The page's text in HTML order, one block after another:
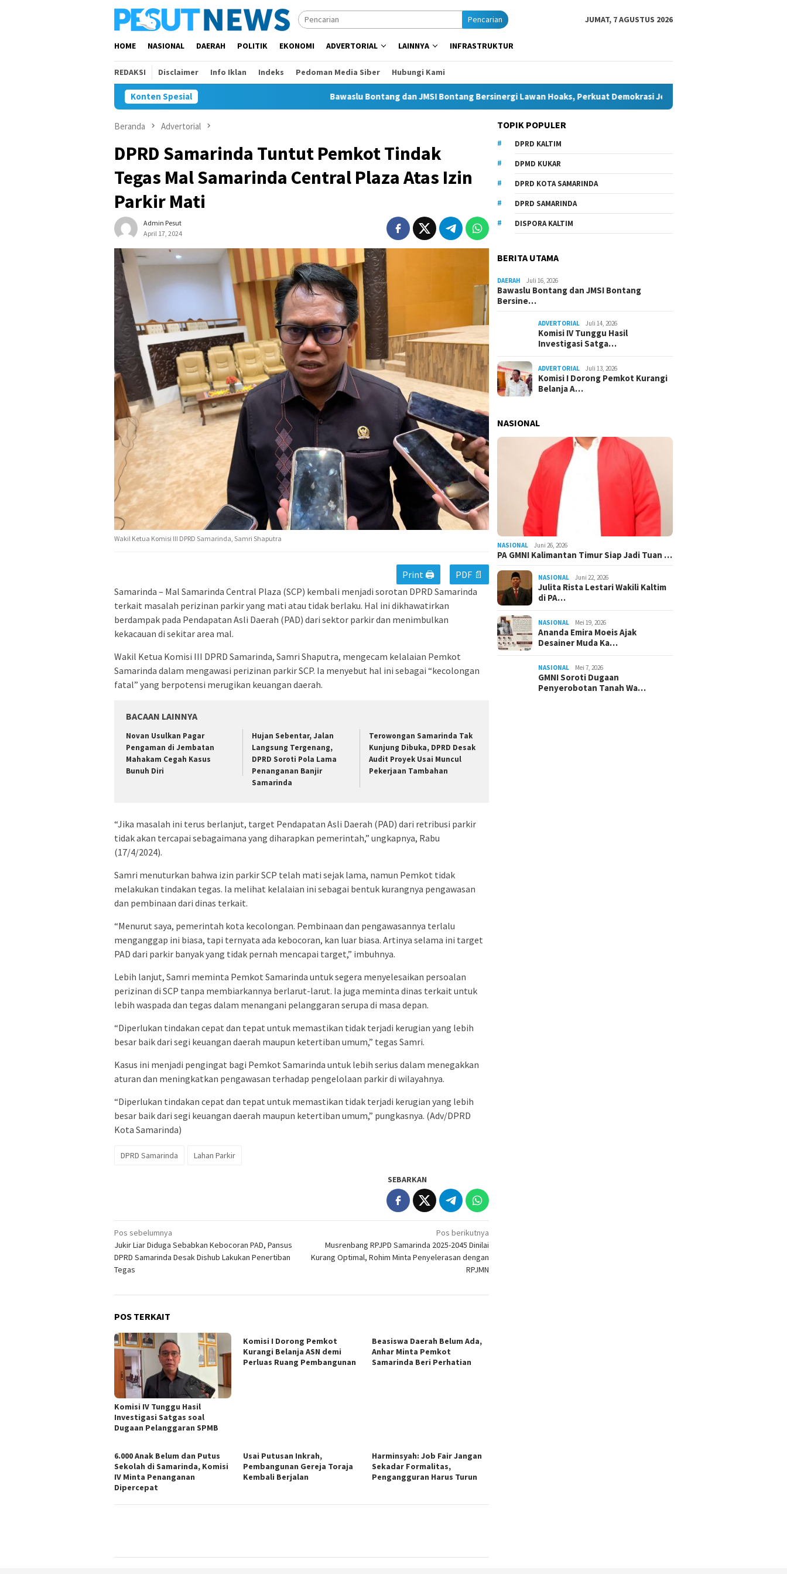
Pencarian JUMAT, 7 AGUSTUS 2026
HOME NASIONAL DAERAH POLITIK EKONOMI ADVERTORIAL LAINNYA INFRASTRUKTUR
REDAKSI Disclaimer Info Iklan Indeks Pedoman Media Siber Hubungi Kami
Konten Spesial Bawaslu Bontang dan JMSI Bontang Bersinergi Lawan Hoaks, Perkuat Demokrasi Jelang Pemilu 2029
Beranda Advertorial
DPRD Samarinda Tuntut Pemkot Tindak
Tegas Mal Samarinda Central Plaza Atas Izin
Parkir Mati
Admin Pesut
April 17, 2024
Wakil Ketua Komisi III DPRD Samarinda, Samri Shaputra
Print 🖨
PDF 📄
Samarinda – Mal Samarinda Central Plaza (SCP) kembali menjadi sorotan DPRD Samarinda
terkait masalah perizinan parkir yang mati atau tidak berlaku. Hal ini dikhawatirkan
berdampak pada Pendapatan Asli Daerah (PAD) dari sektor parkir dan menimbulkan
kekacauan di sekitar area mal.
Wakil Ketua Komisi III DPRD Samarinda, Samri Shaputra, mengecam kelalaian Pemkot
Samarinda dalam mengawasi perizinan parkir SCP. Ia menyebut hal ini sebagai “kecolongan
fatal” yang berpotensi merugikan keuangan daerah.
BACAAN LAINNYA
Novan Usulkan Pagar
Pengaman di Jembatan
Mahakam Cegah Kasus
Bunuh Diri
Hujan Sebentar, Jalan
Langsung Tergenang,
DPRD Soroti Pola Lama
Penanganan Banjir
Samarinda
Terowongan Samarinda Tak
Kunjung Dibuka, DPRD Desak
Audit Proyek Usai Muncul
Pekerjaan Tambahan
“Jika masalah ini terus berlanjut, target Pendapatan Asli Daerah (PAD) dari retribusi parkir
tidak akan tercapai sebagaimana yang diharapkan pemerintah,” ungkapnya, Rabu
(17/4/2024).
Samri menuturkan bahwa izin parkir SCP telah mati sejak lama, namun Pemkot tidak
melakukan tindakan tegas. Ia melihat kelalaian ini sebagai bentuk kurangnya pengawasan
dan pembinaan dari dinas terkait.
“Menurut saya, pemerintah kota kecolongan. Pembinaan dan pengawasannya terlalu
menganggap ini biasa, tapi ternyata ada kebocoran, kan luar biasa. Artinya selama ini target
PAD dari parkir banyak yang tidak pernah mencapai target,” imbuhnya.
Lebih lanjut, Samri meminta Pemkot Samarinda untuk segera menyelesaikan persoalan
perizinan di SCP tanpa membiarkannya berlarut-larut. Ia juga meminta dinas terkait untuk
lebih waspada dan tegas dalam menangani pelanggaran serupa di masa depan.
“Diperlukan tindakan cepat dan tepat untuk memastikan tidak terjadi kerugian yang lebih
besar baik dari segi keuangan daerah maupun ketertiban umum,” tegas Samri.
Kasus ini menjadi pengingat bagi Pemkot Samarinda untuk lebih serius dalam menegakkan
aturan dan meningkatkan pengawasan terhadap pengelolaan parkir di wilayahnya.
“Diperlukan tindakan cepat dan tepat untuk memastikan tidak terjadi kerugian yang lebih
besar baik dari segi keuangan daerah maupun ketertiban umum,” pungkasnya. (Adv/DPRD
Kota Samarinda)
DPRD Samarinda Lahan Parkir
SEBARKAN
Navigasi
pos
Pos sebelumnya
Jukir Liar Diduga Sebabkan Kebocoran PAD, Pansus
DPRD Samarinda Desak Dishub Lakukan Penertiban
Tegas
Pos berikutnya
Musrenbang RPJPD Samarinda 2025-2045 Dinilai
Kurang Optimal, Rohim Minta Penyelerasan dengan
RPJMN
POS TERKAIT
Komisi IV Tunggu Hasil
Investigasi Satgas soal
Dugaan Pelanggaran SPMB
Komisi I Dorong Pemkot
Kurangi Belanja ASN demi
Perluas Ruang Pembangunan
Beasiswa Daerah Belum Ada,
Anhar Minta Pemkot
Samarinda Beri Perhatian
6.000 Anak Belum dan Putus
Sekolah di Samarinda, Komisi
IV Minta Penanganan
Dipercepat
Usai Putusan Inkrah,
Pembangunan Gereja Toraja
Kembali Berjalan
Harminsyah: Job Fair Jangan
Sekadar Formalitas,
Pengangguran Harus Turun
TOPIK POPULER
DPRD KALTIM
DPMD KUKAR
DPRD KOTA SAMARINDA
DPRD SAMARINDA
DISPORA KALTIM
BERITA UTAMA
DAERAH Juli 16, 2026
Bawaslu Bontang dan JMSI Bontang
Bersine…
ADVERTORIAL Juli 14, 2026
Komisi IV Tunggu Hasil
Investigasi Satga…
ADVERTORIAL Juli 13, 2026
Komisi I Dorong Pemkot Kurangi
Belanja A…
NASIONAL
NASIONAL Juni 26, 2026
PA GMNI Kalimantan Timur Siap Jadi Tuan …
NASIONAL Juni 22, 2026
Julita Rista Lestari Wakili Kaltim
di PA…
NASIONAL Mei 19, 2026
Ananda Emira Moeis Ajak
Desainer Muda Ka…
NASIONAL Mei 7, 2026
GMNI Soroti Dugaan
Penyerobotan Tanah Wa…